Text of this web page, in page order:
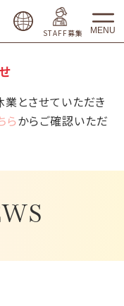
STAFF募集 MENU
とさせていただき
らからご確認いただ